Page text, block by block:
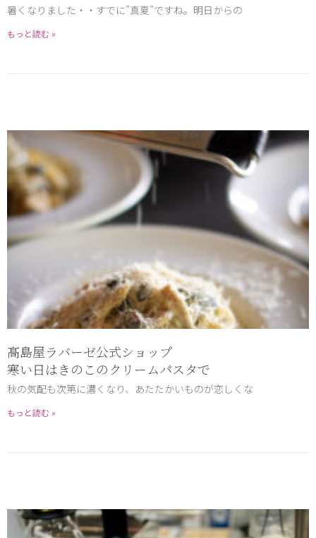
暑くなりました・・すでに”真夏”ですね。明日からの
もっと読む »
髙島屋ラバーゼ公式ショップ
寒い日はきのこのクリームパスタで
秋の気配も次第に濃くなり、あたたかいものが恋しくな
もっと読む »